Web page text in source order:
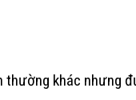
khác nhưng